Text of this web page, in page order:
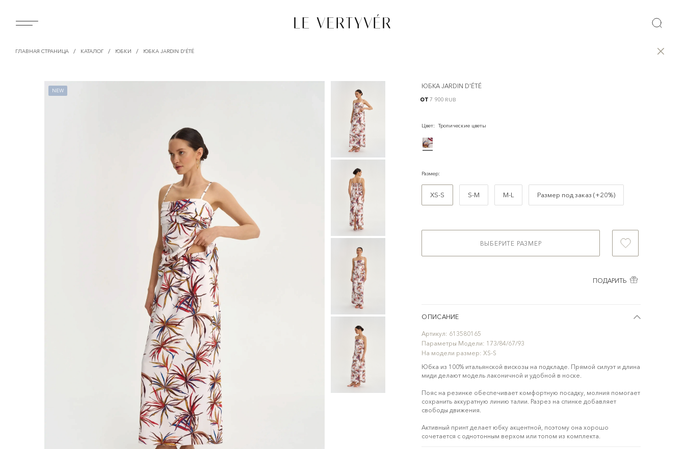
ГЛАВНАЯ СТРАНИЦА / КАТАЛОГ / ЮБКИ / ЮБКА JARDIN D'ÉTÉ
NEW
ЮБКА JARDIN D'ÉTÉ
от7 900 RUB
Цвет: Тропические цветы
Размер:
XS-S S-M M-L Размер под заказ (+20%)
ВЫБЕРИТЕ РАЗМЕР
ПОДАРИТЬ
ОПИСАНИЕ
Артикул: 613580165
Параметры Модели: 173/84/67/93
На модели размер: XS-S
Юбка из 100% итальянской вискозы на подкладе. Прямой силуэт и длина
миди делают модель лаконичной и удобной в носке.
Пояс на резинке обеспечивает комфортную посадку, молния помогает
сохранить аккуратную линию талии. Разрез на спинке добавляет
свободы движения.
Активный принт делает юбку акцентной, поэтому она хорошо
сочетается с однотонным верхом или топом из комплекта.